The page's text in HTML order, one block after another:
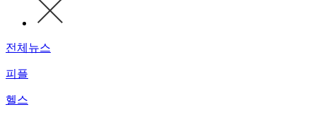
전체뉴스
피플
헬스